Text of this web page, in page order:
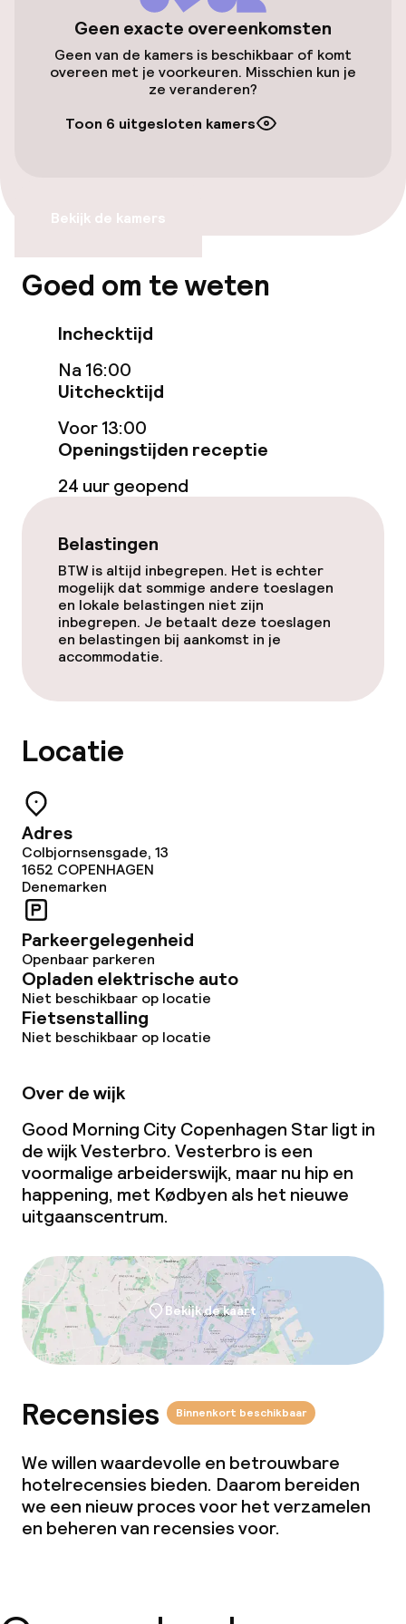
Gratis wifi
Eet- en drinkgelegenheden
Wasservice
Overal rookvrij
Geen exacte overeenkomsten
Geen van de kamers is beschikbaar of komt
overeen met je voorkeuren. Misschien kun je
ze veranderen?
Toon 6 uitgesloten kamers
Bekijk de kamers
Goed om te weten
Inchecktijd
Na 16:00
Uitchecktijd
Voor 13:00
Openingstijden receptie
24 uur geopend
Belastingen
BTW is altijd inbegrepen. Het is echter
mogelijk dat sommige andere toeslagen
en lokale belastingen niet zijn
inbegrepen. Je betaalt deze toeslagen
en belastingen bij aankomst in je
accommodatie.
Locatie
Adres
Colbjornsensgade, 13
1652 COPENHAGEN
Denemarken
Parkeergelegenheid
Openbaar parkeren
Opladen elektrische auto
Niet beschikbaar op locatie
Fietsenstalling
Niet beschikbaar op locatie
Over de wijk
Good Morning City Copenhagen Star ligt in
de wijk Vesterbro. Vesterbro is een
voormalige arbeiderswijk, maar nu hip en
happening, met Kødbyen als het nieuwe
uitgaanscentrum.
Bekijk de kaart
Recensies Binnenkort beschikbaar
We willen waardevolle en betrouwbare
hotelrecensies bieden. Daarom bereiden
we een nieuw proces voor het verzamelen
en beheren van recensies voor.